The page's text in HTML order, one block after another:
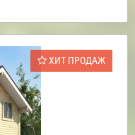
ХИТ ПРОДАЖ